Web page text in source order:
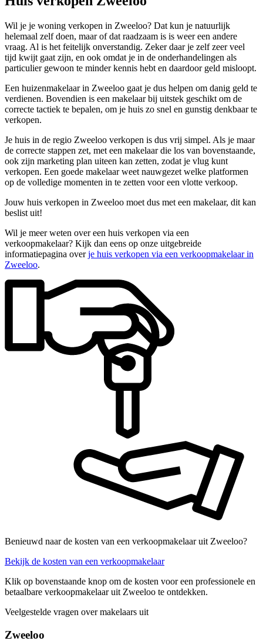
Wil je je woning verkopen in Zweeloo? Dat kun je natuurlijk
helemaal zelf doen, maar of dat raadzaam is is weer een andere
vraag. Al is het feitelijk onverstandig. Zeker daar je zelf zeer veel
tijd kwijt gaat zijn, en ook omdat je in de onderhandelingen als
particulier gewoon te minder kennis hebt en daardoor geld misloopt.
Een huizenmakelaar in Zweeloo gaat je dus helpen om danig geld te
verdienen. Bovendien is een makelaar bij uitstek geschikt om de
correcte tactiek te bepalen, om je huis zo snel en gunstig denkbaar te
verkopen.
Je huis in de regio Zweeloo verkopen is dus vrij simpel. Als je maar
de correcte stappen zet, met een makelaar die los van bovenstaande,
ook zijn marketing plan uiteen kan zetten, zodat je vlug kunt
verkopen. Een goede makelaar weet nauwgezet welke platformen
op de volledige momenten in te zetten voor een vlotte verkoop.
Jouw huis verkopen in Zweeloo moet dus met een makelaar, dit kan
beslist uit!
Wil je meer weten over een huis verkopen via een
verkoopmakelaar? Kijk dan eens op onze uitgebreide
informatiepagina overje huis verkopen via een verkoopmakelaar in
Zweeloo.
Benieuwd naar de kosten van een verkoopmakelaar uit Zweeloo?
Bekijk de kosten van een verkoopmakelaar
Klik op bovenstaande knop om de kosten voor een professionele en
betaalbare verkoopmakelaar uit Zweeloo te ontdekken.
Veelgestelde vragen over makelaars uit
Zweeloo